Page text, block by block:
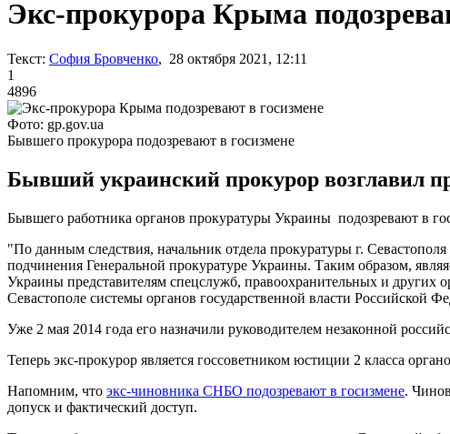
Экс-прокурора Крыма
Текст: София Бровченко, 28 октября 2021, 12:11
1
4896
Фото: gp.gov.ua
Бывшего прокурора подозревают в госизмене
Бывший украинский прокурор возглавил
Бывшего работника органов прокуратуры Украины подозревают в
"По данным следствия, начальник отдела прокуратуры г.
подчинения Генеральной прокуратуре Украины. Таким образом,
Украины представителям спецслужб, правоохранительных и других
Севастополе системы органов государственной власти Российской
Уже 2 мая 2014 года его назначили руководителем незаконной
Теперь экс-прокурор является госсоветником юстиции 2 класса
Напомним, что экс-чиновника СНБО подозревают в госизмене.
допуск и фактический доступ.